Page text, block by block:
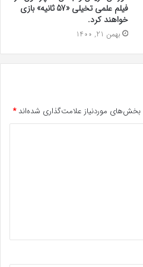
فیلم علمی تخیلی «57 ثانیه» بازی
خواهند کرد.
بهمن 21, 1400
بخش‌های موردنیاز علامت‌گذاری شده‌اند*